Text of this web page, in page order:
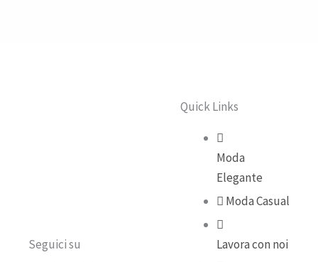
Seguici su
Quick Links
Moda
Elegante
Moda Casual
Lavora con noi